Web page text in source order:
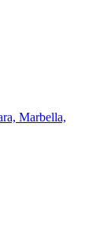
Marbella,